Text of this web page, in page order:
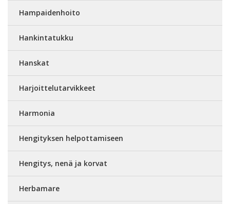
Hampaidenhoito
Hankintatukku
Hanskat
Harjoittelutarvikkeet
Harmonia
Hengityksen helpottamiseen
Hengitys, nenä ja korvat
Herbamare